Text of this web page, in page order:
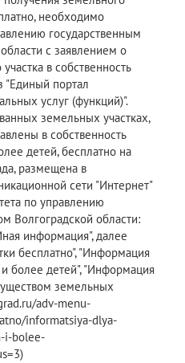
необходимо
государственным
с заявлением о
в собственность
"Единый портал
услуг (функций)".
земельных участках,
в собственность
детей, бесплатно на
размещена в
сети "Интернет"
по управлению
Волгоградской области:
информация", далее
бесплатно", "Информация
более детей", "Информация
земельных
adv-menu-
informatsiya-dlya-
i-bolee-